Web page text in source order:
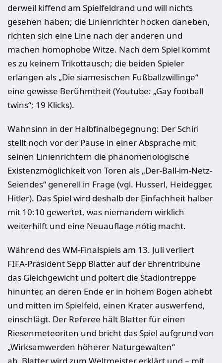
derweil kiffend am Spielfeldrand und will nichts
gesehen haben; die Linienrichter hocken daneben,
richten sich eine Line nach der anderen und
machen homophobe Witze. Nach dem Spiel kommt
es zu keinem Trikottausch; die beiden Spieler
erlangen als „Die siamesischen Fußballzwillinge“
eine gewisse Berühmtheit (Youtube: „Gay football
twins“; 19 Klicks).
Wahnsinn in der Halbfinalbegegnung: Der Schiri
stellt noch vor der Pause in einer Absprache mit
seinen Linienrichtern die phänomenologische
Existenzmöglichkeit von Toren als „Der-Ball-im-Netz-
Seiendes“ generell in Frage (vgl. Husserl, Heidegger,
Hitler). Das Spiel wird deshalb der Einfachheit halber
mit 10:10 gewertet, was niemandem wirklich
weiterhilft und eine Neuauflage nötig macht.
Während des WM-Finalspiels am 13. Juli verliert
FIFA-Präsident Sepp Blatter auf der Ehrentribüne
das Gleichgewicht und poltert die Stadiontreppe
hinunter, an deren Ende er in hohem Bogen abhebt
und mitten im Spielfeld, einen Krater auswerfend,
einschlägt. Der Referee hält Blatter für einen
Riesenmeteoriten und bricht das Spiel aufgrund von
„Wirksamwerden höherer Naturgewalten“